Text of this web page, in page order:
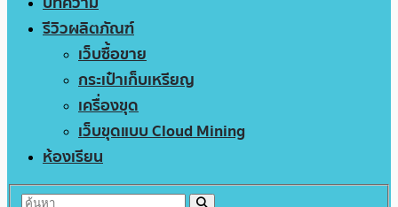
รีวิวผลิตภัณฑ์
เว็บซื้อขาย
กระเป๋าเก็บเหรียญ
เครื่องขุด
เว็บขุดแบบ Cloud Mining
ห้องเรียน